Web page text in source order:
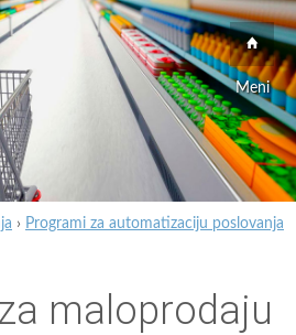
Meni
› Programi za automatizaciju poslovanja
maloprodaju